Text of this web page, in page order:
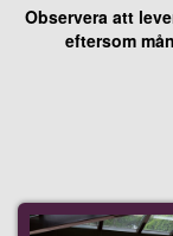
Observera att
eftersom